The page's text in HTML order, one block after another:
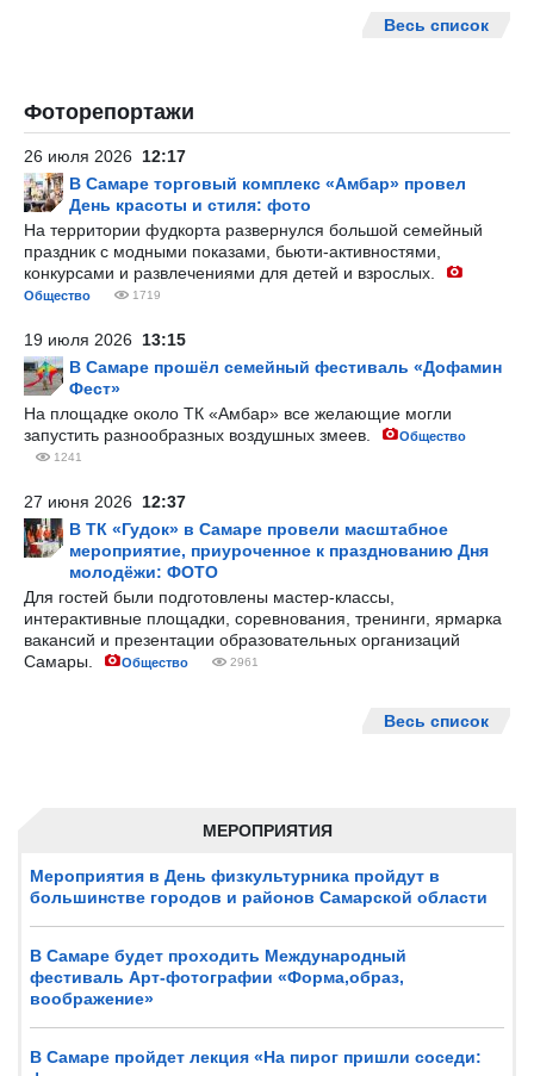
МЕРОПРИЯТИЯ
Мероприятия в День физкультурника пройдут в
большинстве городов и районов Самарской области
В Самаре будет проходить Международный
фестиваль Арт-фотографии «Форма,образ,
воображение»
В Самаре пройдет лекция «На пирог пришли соседи:
Весь список
Фоторепортажи
26 июля 2026 12:17
В Самаре торговый комплекс «Амбар» провел
День красоты и стиля: фото
На территории фудкорта развернулся большой семейный
праздник с модными показами, бьюти-активностями,
конкурсами и развлечениями для детей и взрослых.
Общество 1719
19 июля 2026 13:15
В Самаре прошёл семейный фестиваль «Дофамин
Фест»
На площадке около ТК «Амбар» все желающие могли
запустить разнообразных воздушных змеев.
Общество
1241
27 июня 2026 12:37
В ТК «Гудок» в Самаре провели масштабное
мероприятие, приуроченное к празднованию Дня
молодёжи: ФОТО
Для гостей были подготовлены мастер-классы,
интерактивные площадки, соревнования, тренинги, ярмарка
вакансий и презентации образовательных организаций
Самары.
Общество 2961
Весь список